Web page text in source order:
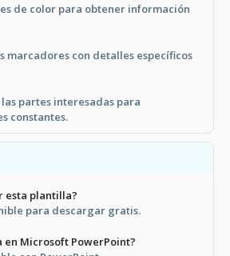
de color para obtener información
marcadores con detalles específicos
partes interesadas para
constantes.
esta plantilla?
para descargar gratis.
en Microsoft PowerPoint?